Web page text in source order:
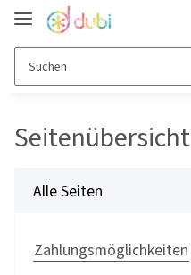
Seitenübersicht
Alle Seiten
Zahlungsmöglichkeiten